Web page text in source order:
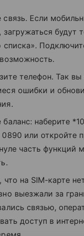
связь. Если
загружаться будут
списка».
телефон. Так
ошибки и
баланс: наберите
или откройте
часть функций
что на SIM-карте
выезжали за
связью,
доступ в